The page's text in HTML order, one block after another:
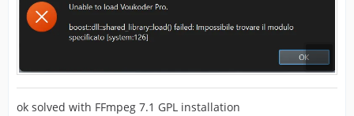
ok solved with FFmpeg 7.1 GPL installation